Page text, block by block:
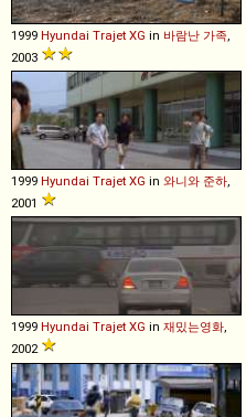
1999 Hyundai Trajet XG in 바람난 가족,
2003
1999 Hyundai Trajet XG in 와니와 준하,
2001
1999 Hyundai Trajet XG in 재밌는영화,
2002